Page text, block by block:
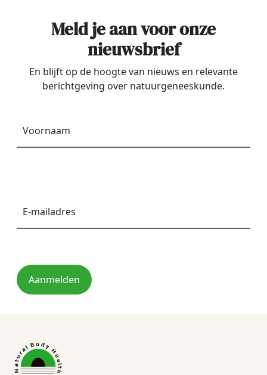
Meld je aan voor onze
nieuwsbrief
En blijft op de hoogte van nieuws en relevante
berichtgeving over natuurgeneeskunde.
Aanmelden